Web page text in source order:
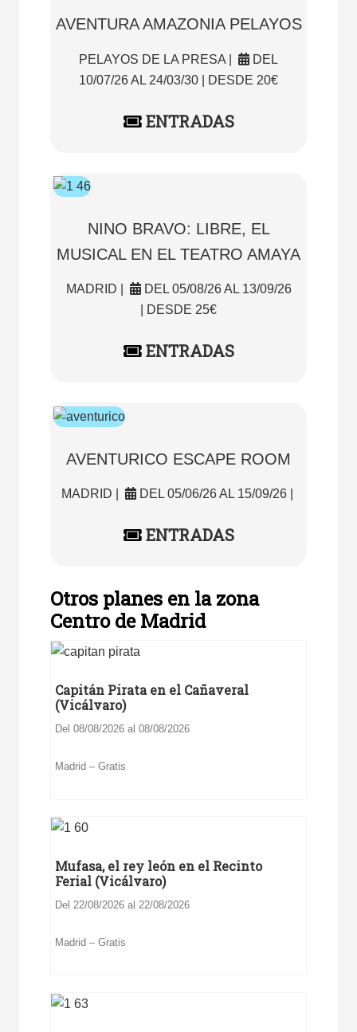
AVENTURA AMAZONIA PELAYOS
PELAYOS DE LA PRESA |
DEL
10/07/26 AL 24/03/30 | DESDE 20€
ENTRADAS
NINO BRAVO: LIBRE, EL
MUSICAL EN EL TEATRO AMAYA
MADRID |
DEL 05/08/26 AL 13/09/26
| DESDE 25€
ENTRADAS
AVENTURICO ESCAPE ROOM
MADRID | DEL 05/06/26 AL 15/09/26 |
ENTRADAS
Otros planes en la zona
Centro de Madrid
Capitán Pirata en el Cañaveral
(Vicálvaro)
Del 08/08/2026 al 08/08/2026
Madrid – Gratis
Mufasa, el rey león en el Recinto
Ferial (Vicálvaro)
Del 22/08/2026 al 22/08/2026
Madrid – Gratis